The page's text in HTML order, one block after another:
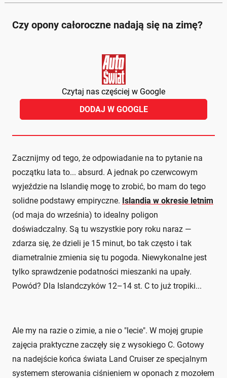
Czy opony całoroczne nadają się na zimę?
Czytaj nas częściej w Google
DODAJ W GOOGLE
Zacznijmy od tego, że odpowiadanie na to pytanie na
początku lata to... absurd. A jednak po czerwcowym
wyjeździe na Islandię mogę to zrobić, bo mam do tego
solidne podstawy empiryczne. Islandia w okresie letnim
(od maja do września) to idealny poligon
doświadczalny. Są tu wszystkie pory roku naraz —
zdarza się, że dzieli je 15 minut, bo tak często i tak
diametralnie zmienia się tu pogoda. Niewykonalne jest
tylko sprawdzenie podatności mieszanki na upały.
Powód? Dla Islandczyków 12–14 st. C to już tropiki...
Ale my na razie o zimie, a nie o "lecie". W mojej grupie
zajęcia praktyczne zaczęły się z wysokiego C. Gotowy
na nadejście końca świata Land Cruiser ze specjalnym
systemem sterowania ciśnieniem w oponach z mozołem